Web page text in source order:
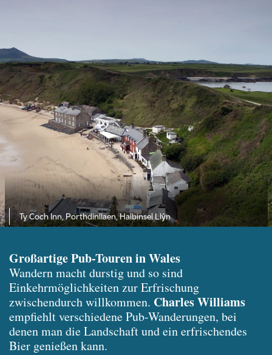
Ty Coch Inn, Porthdinllaen, Halbinsel Llŷn
Großartige Pub-Touren in Wales
Wandern macht durstig und so sind
Einkehrmöglichkeiten zur Erfrischung
zwischendurch willkommen. Charles Williams
empfiehlt verschiedene Pub-Wanderungen, bei
denen man die Landschaft und ein erfrischendes
Bier genießen kann.